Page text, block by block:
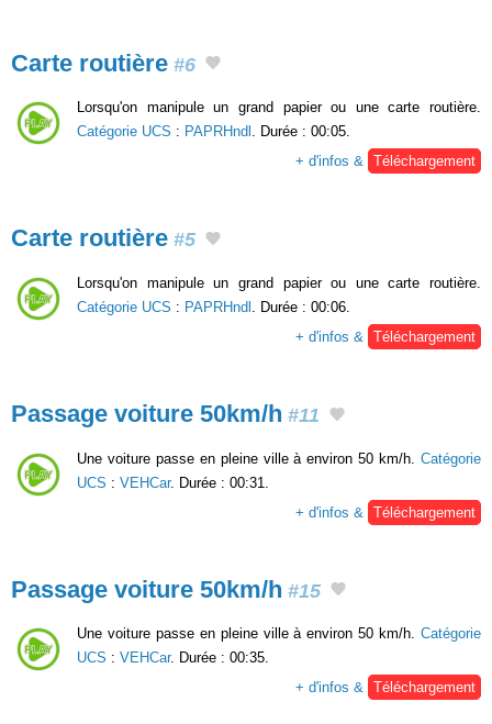
Carte routière #6
Lorsqu'on manipule un grand papier ou une carte routière.
Catégorie UCS : PAPRHndl . Durée : 00:05.
+ d'infos & Téléchargement
Carte routière #5
Lorsqu'on manipule un grand papier ou une carte routière.
Catégorie UCS : PAPRHndl
. Durée : 00:06.
+ d'infos &
Téléchargement
Passage voiture 50km/h #11
Une voiture passe en pleine ville à environ 50 km/h. Catégorie
UCS : VEHCar. Durée : 00:31.
+ d'infos &
Téléchargement
Passage voiture 50km/h #15
Une voiture passe en pleine ville à environ 50 km/h. Catégorie
UCS : VEHCar. Durée : 00:35.
+ d'infos & Téléchargement